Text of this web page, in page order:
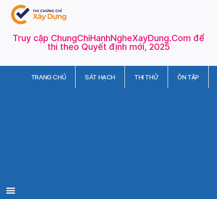
Truy cập ChungChiHanhNgheXayDung.Com để
thi theo Quyết định mới, 2025
TRANG CHỦ SÁT HẠCH THI THỬ ÔN TẬP